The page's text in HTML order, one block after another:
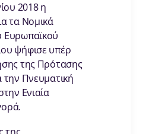
2018 η
τα Νομικά
Ευρωπαϊκού
ψήφισε υπέρ
της Πρότασης
την Πνευματική
Ενιαία